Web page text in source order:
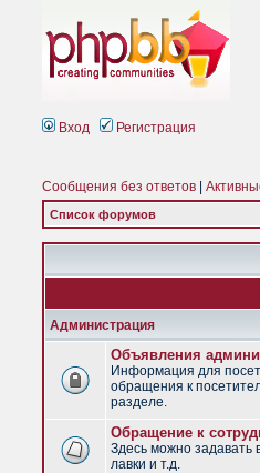
Вход Регистрация
Сообщения без ответов
Список форумов
Администрация
Объявления
Информация для
обращения к
разделе.
Обращение к
Здесь можно задавать
лавки и т.д.